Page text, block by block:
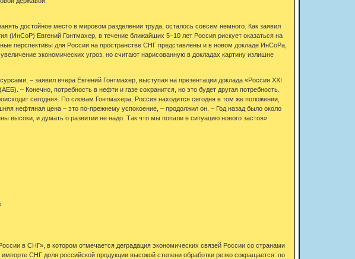
достойное место в мировом разделении труда, осталось совсем немного. Как заявил
(ИнСоР) Евгений Гонтмахер, в течение ближайших 5–10 лет Россия рискует оказаться на
перспективы для России на пространстве СНГ представлены и в новом докладе ИнСоРа,
экономических угроз, но считают нарисованную в докладах картину излишне
– заявил вчера Евгений Гонтмахер, выступая на презентации доклада «Россия XXI
– Конечно, потребность в нефти и газе сохранится, но это будет другая потребность.
сегодня». По словам Гонтмахера, Россия находится сегодня в том же положении,
нефтяная цена – это по-прежнему успокоение, – продолжил он. – Год назад было около
высоки, и думать о развитии не надо. Так что мы попали в ситуацию нового застоя».
в СНГ», в котором отмечается деградация экономических связей России со странами
СНГ доля российской продукции высокой степени обработки резко сокращается: по